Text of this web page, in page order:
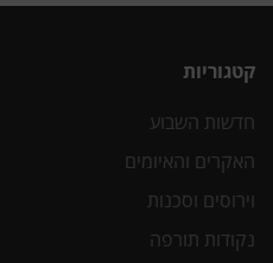
קטגוריות
חדשות השבוע
האקרים והאיומים
וירוסים וסכנות
נקודות תורפה